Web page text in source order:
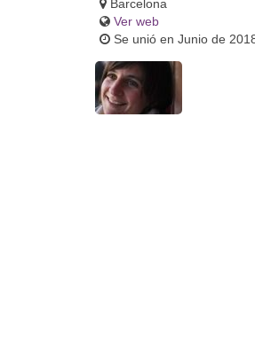
Barcelona
Ver web
Se unió en Junio de